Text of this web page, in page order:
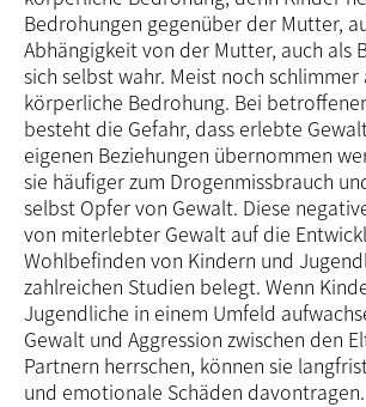
Bedrohungen gegenüber der Mutter,
Abhängigkeit von der Mutter, auch als
sich selbst wahr. Meist noch schlimmer
körperliche Bedrohung. Bei
besteht die Gefahr, dass erlebte
eigenen Beziehungen übernommen
sie häufiger zum Drogenmissbrauch
selbst Opfer von Gewalt. Diese
von miterlebter Gewalt auf die
Wohlbefinden von Kindern und
zahlreichen Studien belegt. Wenn
Jugendliche in einem Umfeld
Gewalt und Aggression zwischen den
Partnern herrschen, können sie
und emotionale Schäden davontragen.